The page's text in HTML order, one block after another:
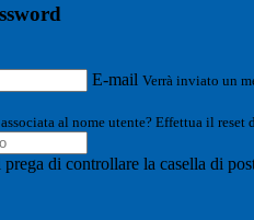
E-mail Verrà inviato un
al nome utente? Effettua il reset
di controllare la casella di